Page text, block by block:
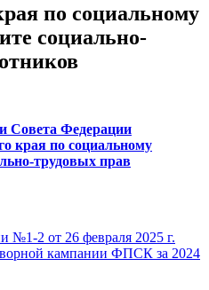
по социальному
социально-
Совета Федерации
края по социальному
трудовых прав
№1-2 от 26 февраля 2025 г.
кампании ФПСК за 2024